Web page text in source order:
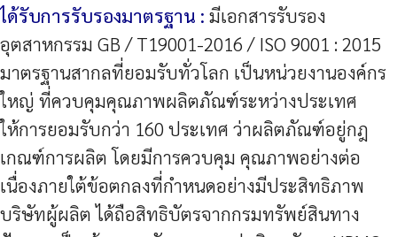
ได้รับการรับรองมาตรฐาน : มีเอกสารรับรอง
อุตสาหกรรม GB / T19001-2016 / ISO 9001 : 2015
มาตรฐานสากลที่ยอมรับทั่วโลก เป็นหน่วยงานองค์กร
ใหญ่ ที่ควบคุมคุณภาพผลิตภัณฑ์ระหว่างประเทศ
ให้การยอมรับกว่า 160 ประเทศ ว่าผลิตภัณฑ์อยู่กฎ
เกณฑ์การผลิต โดยมีการควบคุม คุณภาพอย่างต่อ
เนื่องภายใต้ข้อตกลงที่กำหนดอย่างมีประสิทธิภาพ
บริษัทผู้ผลิต ได้ถือสิทธิบัตรจากกรมทรัพย์สินทาง